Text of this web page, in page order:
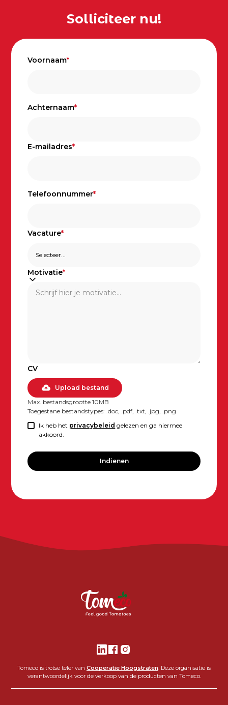
Solliciteer nu!
Voornaam*
Achternaam*
E-mailadres*
Telefoonnummer*
Vacature*
Motivatie*
CV
Upload bestand
Max. bestandsgrootte 10MB
Toegestane bestandstypes: .doc, .pdf, .txt, .jpg, .png
Ik heb het privacybeleid gelezen en ga hiermee
akkoord.
Tomeco is trotse teler van Coöperatie Hoogstraten. Deze organisatie is
verantwoordelijk voor de verkoop van de producten van Tomeco.